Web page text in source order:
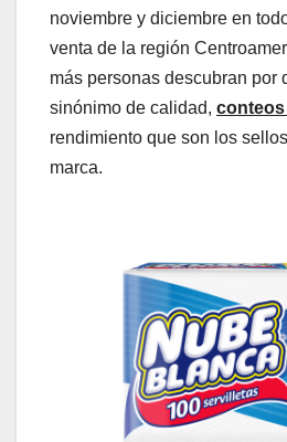
noviembre y diciembre en
venta de la región
más personas descubran por
sinónimo de calidad,
rendimiento que son los
marca.